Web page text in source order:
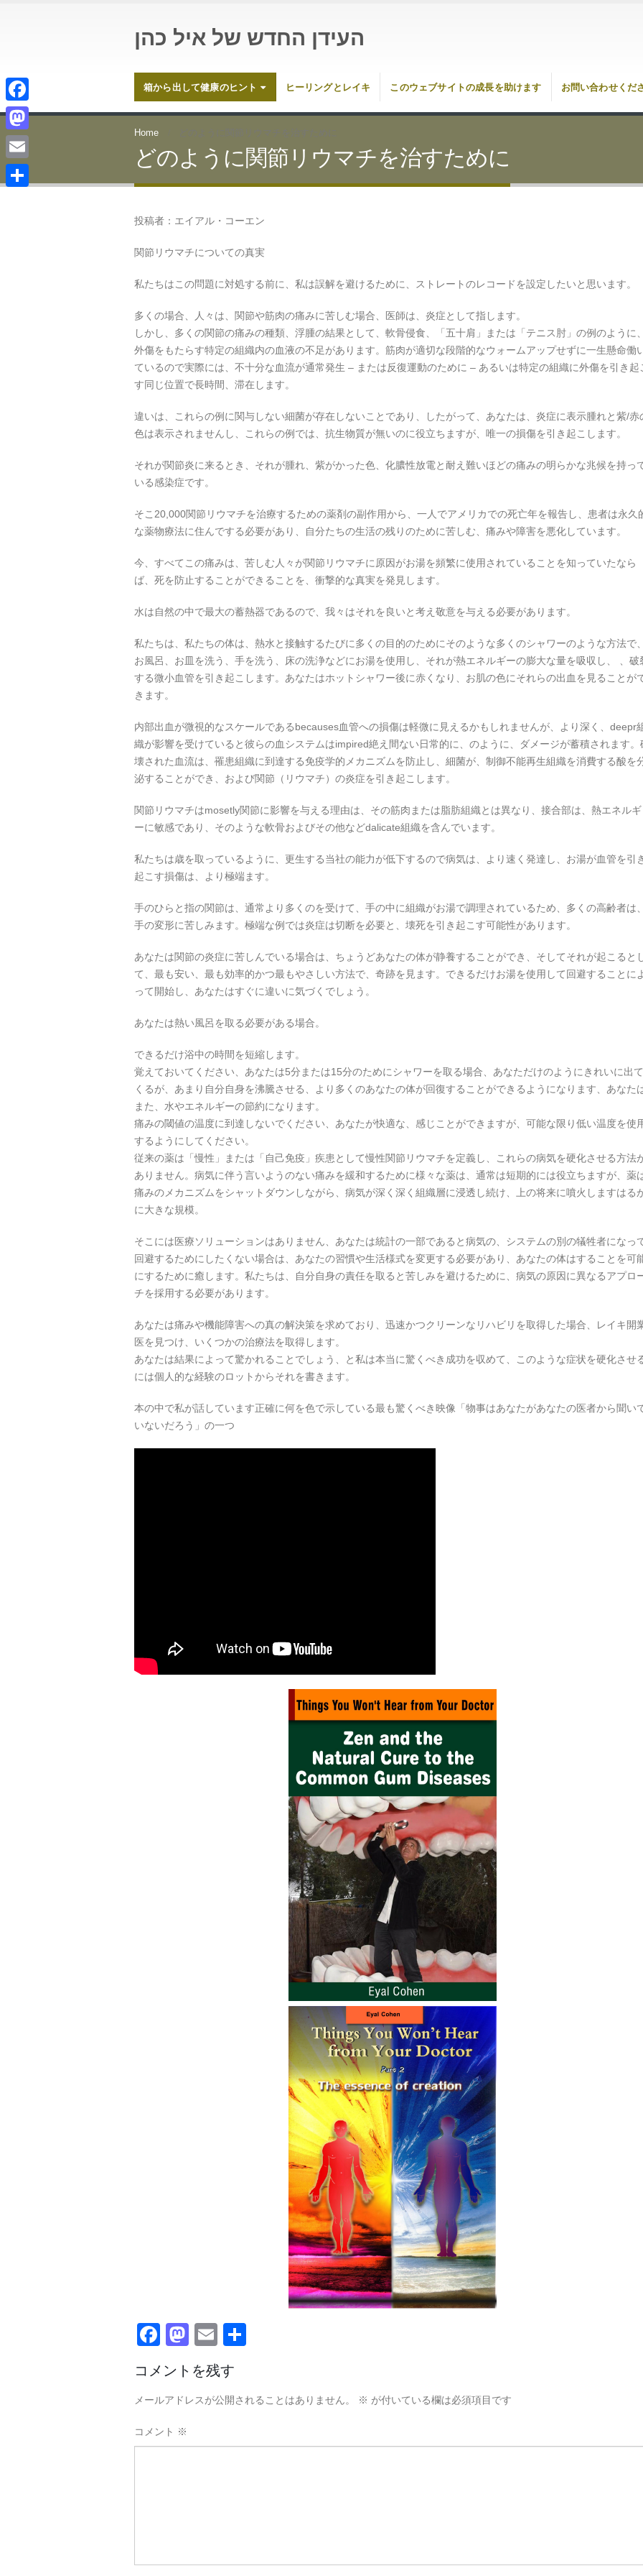
העידן החדש של איל כהן
箱から出して健康のヒント ヒーリングとレイキ このウェブサイトの成長を助けます お問い合わせくだ
Home どのように関節リウマチを治すために
どのように関節リウマチを治すために
投稿者：エイアル・コーエン
関節リウマチについての真実
私たちはこの問題に対処する前に、私は誤解を避けるために、ストレートのレコードを設定したいと思います。
多くの場合、人々は、関節や筋肉の痛みに苦しむ場合、医師は、炎症として指します。
しかし、多くの関節の痛みの種類、浮腫の結果として、軟骨侵食、「五十肩」または「テニス肘」の例のように、
外傷をもたらす特定の組織内の血液の不足があります。筋肉が適切な段階的なウォームアップせずに一生懸命働
ているので実際には、不十分な血流が通常発生 – または反復運動のために – あるいは特定の組織に外傷を引き起
す同じ位置で長時間、滞在します。
違いは、これらの例に関与しない細菌が存在しないことであり、したがって、あなたは、炎症に表示腫れと紫/赤
色は表示されませんし、これらの例では、抗生物質が無いのに役立ちますが、唯一の損傷を引き起こします。
それが関節炎に来るとき、それが腫れ、紫がかった色、化膿性放電と耐え難いほどの痛みの明らかな兆候を持っ
いる感染症です。
そこ20,000関節リウマチを治療するための薬剤の副作用から、一人でアメリカでの死亡年を報告し、患者は永久
な薬物療法に住んでする必要があり、自分たちの生活の残りのために苦しむ、痛みや障害を悪化しています。
今、すべてこの痛みは、苦しむ人々が関節リウマチに原因がお湯を頻繁に使用されていることを知っていたなら
ば、死を防止することができることを、衝撃的な真実を発見します。
水は自然の中で最大の蓄熱器であるので、我々はそれを良いと考え敬意を与える必要があります。
私たちは、私たちの体は、熱水と接触するたびに多くの目的のためにそのような多くのシャワーのような方法で、
お風呂、お皿を洗う、手を洗う、床の洗浄などにお湯を使用し、それが熱エネルギーの膨大な量を吸収し、 、破
する微小血管を引き起こします。あなたはホットシャワー後に赤くなり、お肌の色にそれらの出血を見ることが
きます。
内部出血が微視的なスケールであるbecauses血管への損傷は軽微に見えるかもしれませんが、より深く、deepr
織が影響を受けていると彼らの血システムはimpired絶え間ない日常的に、のように、ダメージが蓄積されます。
壊された血流は、罹患組織に到達する免疫学的メカニズムを防止し、細菌が、制御不能再生組織を消費する酸を
泌することができ、および関節（リウマチ）の炎症を引き起こします。
関節リウマチはmosetly関節に影響を与える理由は、その筋肉または脂肪組織とは異なり、接合部は、熱エネルギ
ーに敏感であり、そのような軟骨およびその他などdalicate組織を含んでいます。
私たちは歳を取っているように、更生する当社の能力が低下するので病気は、より速く発達し、お湯が血管を引
起こす損傷は、より極端ます。
手のひらと指の関節は、通常より多くのを受けて、手の中に組織がお湯で調理されているため、多くの高齢者は、
手の変形に苦しみます。極端な例では炎症は切断を必要と、壊死を引き起こす可能性があります。
あなたは関節の炎症に苦しんでいる場合は、ちょうどあなたの体が静養することができ、そしてそれが起こると
て、最も安い、最も効率的かつ最もやさしい方法で、奇跡を見ます。できるだけお湯を使用して回避することに
って開始し、あなたはすぐに違いに気づくでしょう。
あなたは熱い風呂を取る必要がある場合。
できるだけ浴中の時間を短縮します。
覚えておいてください、あなたは5分または15分のためにシャワーを取る場合、あなただけのようにきれいに出て
くるが、あまり自分自身を沸騰させる、より多くのあなたの体が回復することができるようになります、あなた
また、水やエネルギーの節約になります。
痛みの閾値の温度に到達しないでください、あなたが快適な、感じことができますが、可能な限り低い温度を使
するようにしてください。
従来の薬は「慢性」または「自己免疫」疾患として慢性関節リウマチを定義し、これらの病気を硬化させる方法
ありません。病気に伴う言いようのない痛みを緩和するために様々な薬は、通常は短期的には役立ちますが、薬
痛みのメカニズムをシャットダウンしながら、病気が深く深く組織層に浸透し続け、上の将来に噴火しますはる
に大きな規模。
そこには医療ソリューションはありません、あなたは統計の一部であると病気の、システムの別の犠牲者になっ
回避するためにしたくない場合は、あなたの習慣や生活様式を変更する必要があり、あなたの体はすることを可
にするために癒します。私たちは、自分自身の責任を取ると苦しみを避けるために、病気の原因に異なるアプロ
チを採用する必要があります。
あなたは痛みや機能障害への真の解決策を求めており、迅速かつクリーンなリハビリを取得した場合、レイキ開
医を見つけ、いくつかの治療法を取得します。
あなたは結果によって驚かれることでしょう、と私は本当に驚くべき成功を収めて、このような症状を硬化させ
には個人的な経験のロットからそれを書きます。
本の中で私が話しています正確に何を色で示している最も驚くべき映像「物事はあなたがあなたの医者から聞い
いないだろう」の一つ
Facebook
Mastodon
Email
コメントを残す
メールアドレスが公開されることはありません。 ※ が付いている欄は必須項目です
コメント ※
Facebook
Mastodon
Email